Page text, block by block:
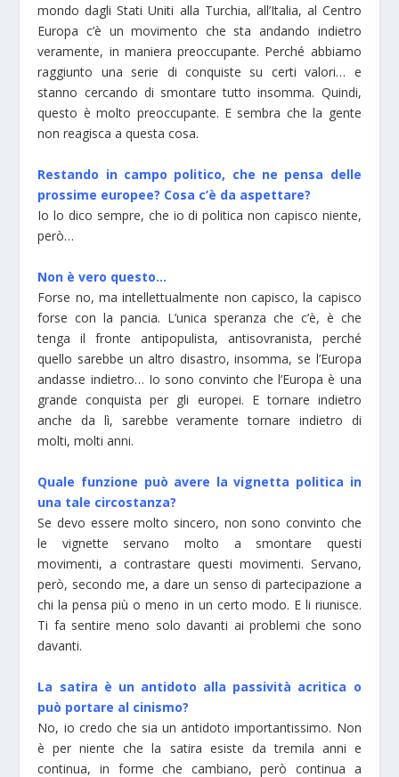
mondo dagli Stati Uniti alla Turchia, all’Italia, al Centro
Europa c’è un movimento che sta andando indietro
veramente, in maniera preoccupante. Perché abbiamo
raggiunto una serie di conquiste su certi valori… e
stanno cercando di smontare tutto insomma. Quindi,
questo è molto preoccupante. E sembra che la gente
non reagisca a questa cosa.
Restando in campo politico, che ne pensa delle
prossime europee? Cosa c’è da aspettare?
Io lo dico sempre, che io di politica non capisco niente,
però…
Non è vero questo…
Forse no, ma intellettualmente non capisco, la capisco
forse con la pancia. L’unica speranza che c’è, è che
tenga il fronte antipopulista, antisovranista, perché
quello sarebbe un altro disastro, insomma, se l’Europa
andasse indietro… Io sono convinto che l’Europa è una
grande conquista per gli europei. E tornare indietro
anche da lì, sarebbe veramente tornare indietro di
molti, molti anni.
Quale funzione può avere la vignetta politica in
una tale circostanza?
Se devo essere molto sincero, non sono convinto che
le vignette servano molto a smontare questi
movimenti, a contrastare questi movimenti. Servano,
però, secondo me, a dare un senso di partecipazione a
chi la pensa più o meno in un certo modo. E li riunisce.
Ti fa sentire meno solo davanti ai problemi che sono
davanti.
La satira è un antidoto alla passività acritica o
può portare al cinismo?
No, io credo che sia un antidoto importantissimo. Non
è per niente che la satira esiste da tremila anni e
continua, in forme che cambiano, però continua a